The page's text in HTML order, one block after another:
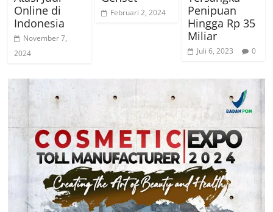
Online di
Indonesia
November 7,
2024
Februari 2, 2024
Penipuan
Hingga Rp 35
Miliar
Juli 6, 2023 0